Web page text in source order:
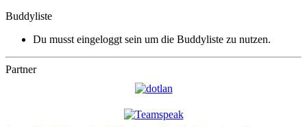
Buddyliste
Du musst eingeloggt sein um die Buddyliste zu nutzen.
Partner